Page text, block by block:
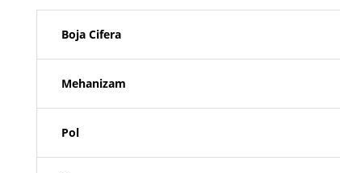
Boja Cifera
Mehanizam
Pol